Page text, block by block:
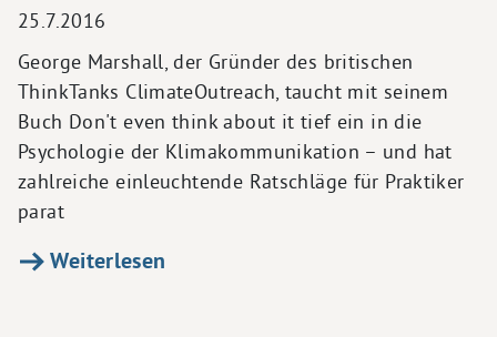
25.7.2016
George Marshall, der Gründer des britischen
ThinkTanks ClimateOutreach, taucht mit seinem
Buch Don't even think about it tief ein in die
Psychologie der Klimakommunikation – und hat
zahlreiche einleuchtende Ratschläge für Praktiker
parat
Weiterlesen